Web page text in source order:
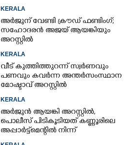
KERALA
അർജുന് വേണ്ടി ക്രൗഡ് ഫണ്ടിംഗ്;
സഹോദരൻ അജയ് ആയങ്കിയും
അറസ്റ്റിൽ
KERALA
വീട് കുത്തിത്തുറന്ന് സ്വർണവും
പണവും കവർന്ന അന്തർസംസ്ഥാന
മോഷ്ടാവ് അറസ്റ്റിൽ
KERALA
അർജുൻ ആയങ്കി അറസ്റ്റിൽ,
പൊലീസ് പിടികൂടിയത് കണ്ണൂരിലെ
അപ്പാർട്ട്‌മെന്റിൽ നിന്ന്